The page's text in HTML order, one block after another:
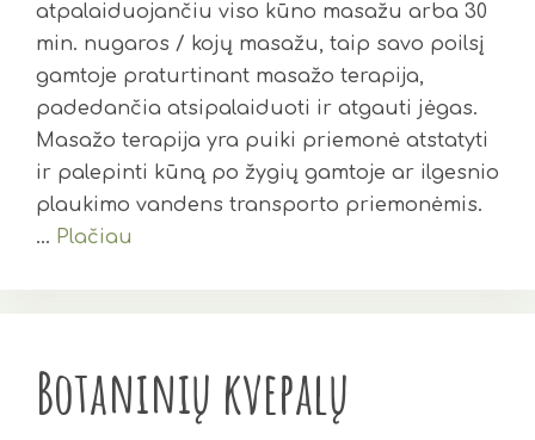
atpalaiduojančiu viso kūno masažu arba 30
min. nugaros / kojų masažu, taip savo poilsį
gamtoje praturtinant masažo terapija,
padedančia atsipalaiduoti ir atgauti jėgas.
Masažo terapija yra puiki priemonė atstatyti
ir palepinti kūną po žygių gamtoje ar ilgesnio
plaukimo vandens transporto priemonėmis.
… Plačiau
Botaninių kvepalų